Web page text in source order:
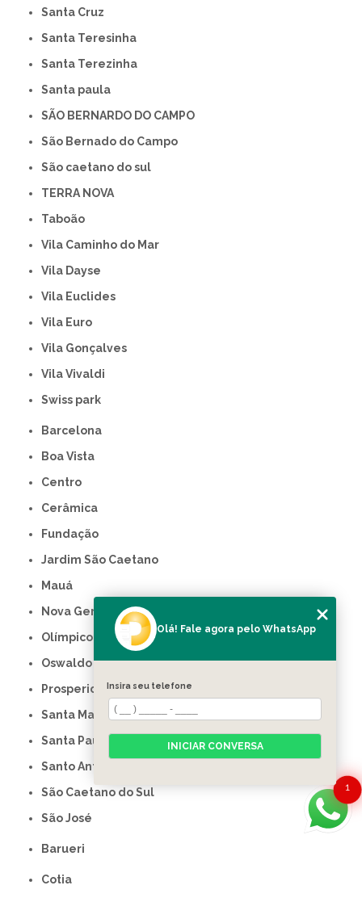
Santa Cruz
Santa Teresinha
Santa Terezinha
Santa paula
SÃO BERNARDO DO CAMPO
São Bernado do Campo
São caetano do sul
TERRA NOVA
Taboão
Vila Caminho do Mar
Vila Dayse
Vila Euclides
Vila Euro
Vila Gonçalves
Vila Vivaldi
swiss park
Barcelona
Boa Vista
Centro
Cerâmica
Fundação
Jardim São Caetano
Mauá
Nova Gerty
Olímpico
Oswaldo Cruz
Prosperidade
Santa Maria
Santa Paula
Santo Antônio
São Caetano do Sul
São José
Barueri
Cotia
1
Olá! Fale agora pelo WhatsApp
Insira seu telefone
INICIAR CONVERSA